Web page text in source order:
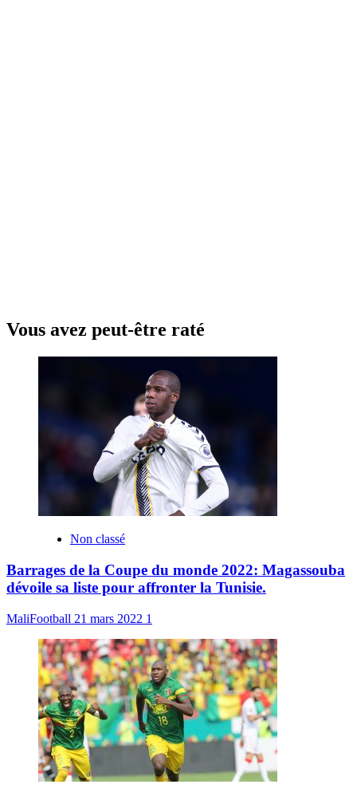
Vous avez peut-être raté
Non classé
Barrages de la Coupe du monde 2022: Magassouba
dévoile sa liste pour affronter la Tunisie.
MaliFootball 21 mars 2022 1